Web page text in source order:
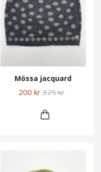
Mössa jacquard
200 kr 325 kr